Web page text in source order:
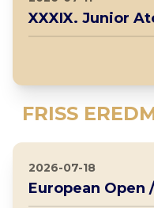
FRISS
XXXIX. Junior
2026-07-18
European Open